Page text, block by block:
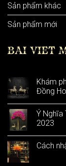
Sản phẩm khác
Sản phẩm mới
BÀI VIẾT
Khám
Đồng
Ý Nghĩa
2023
Cách